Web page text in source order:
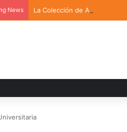
News La Colección de Arte